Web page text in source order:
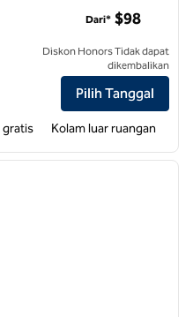
Suites by Hilton Raleigh-
Dari* $98
Diskon Honors Tidak dapat
dikembalikan
Pilih Tanggal
gratis Kolam luar ruangan